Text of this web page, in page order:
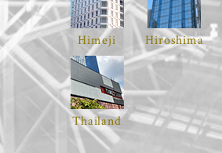
Himeji Hiroshima
Thailand